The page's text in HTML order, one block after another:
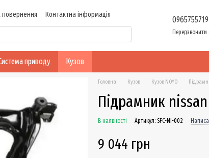
повернення
Контактна інформація
0965755719
Передзвонити
приводу Кузов
Головна Кузов Кузов NOYO
Підрамник
В наявності Артикул: SFC-NI-002
9 044 грн